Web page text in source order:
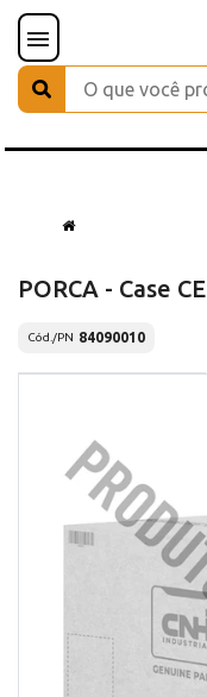
PORCA - Case CE
Cód./PN 84090010